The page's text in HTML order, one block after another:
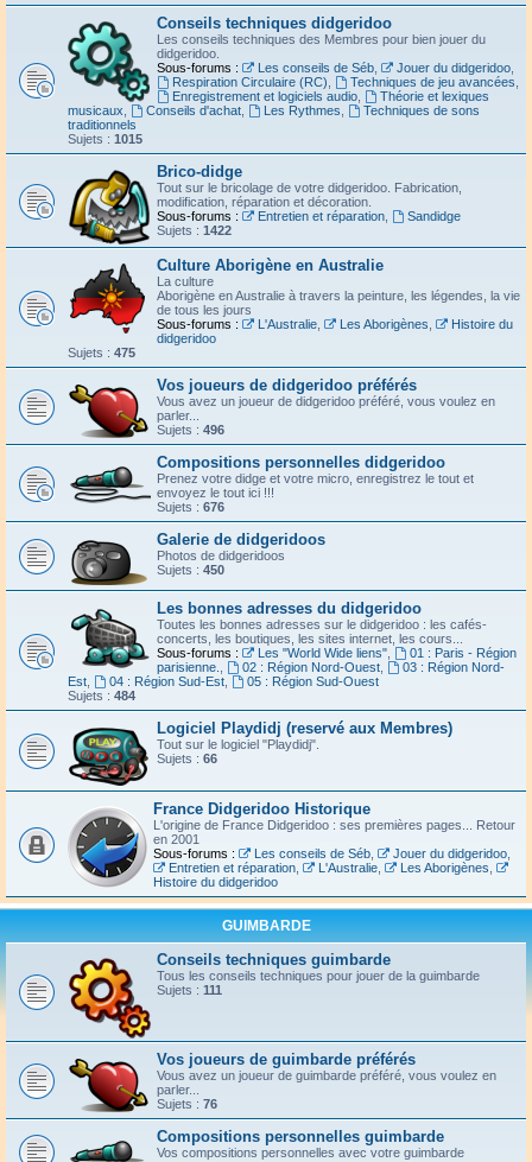
Conseils techniques didgeridoo
Les conseils techniques des Membres pour bien jouer du
didgeridoo.
Sous-forums :
Les conseils de Séb, Jouer du didgeridoo,
Respiration Circulaire (RC)
Techniques de jeu avancées
Enregistrement et logiciels audio,
Théorie et lexiques
musicaux
Conseils d'achat, Les Rythmes
Techniques de sons
traditionnels
Sujets : 1015
Brico-didge
Tout sur le bricolage de votre didgeridoo. Fabrication,
modification, réparation et décoration.
Sous-forums :
Entretien et réparation,
Sandidge
Sujets : 1422
Culture Aborigène en Australie
La culture
Aborigène en Australie à travers la peinture, les légendes, la vie
de tous les jours
Sous-forums :
L'Australie, Les Aborigènes
Histoire du
didgeridoo
Sujets : 475
Vos joueurs de didgeridoo préférés
Vous avez un joueur de didgeridoo préféré, vous voulez en
parler...
Sujets : 496
Compositions personnelles didgeridoo
Prenez votre didge et votre micro, enregistrez le tout et
envoyez le tout ici !!!
Sujets : 676
Galerie de didgeridoos
Photos de didgeridoos
Sujets : 450
Les bonnes adresses du didgeridoo
Toutes les bonnes adresses sur le didgeridoo : les cafés-
concerts, les boutiques, les sites internet, les cours...
Sous-forums :
Les "World Wide liens",
01 : Paris - Région
parisienne.
02 : Région Nord-Ouest,
03 : Région Nord-
Est
04 : Région Sud-Est,
05 : Région Sud-Ouest
Sujets : 484
Logiciel Playdidj (reservé aux Membres)
Tout sur le logiciel "Playdidj".
Sujets : 66
France Didgeridoo Historique
L'origine de France Didgeridoo : ses premières pages... Retour
en 2001
Sous-forums :
Les conseils de Séb, Jouer du didgeridoo,
Entretien et réparation, L'Australie, Les Aborigènes
Histoire du didgeridoo
GUIMBARDE
Conseils techniques guimbarde
Tous les conseils techniques pour jouer de la guimbarde
Sujets : 111
Vos joueurs de guimbarde préférés
Vous avez un joueur de guimbarde préféré, vous voulez en
parler...
Sujets : 76
Compositions personnelles guimbarde
Vos compositions personnelles avec votre guimbarde